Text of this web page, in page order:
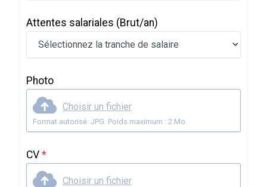
Attentes salariales (Brut/an)
Photo
Choisir un fichier
Format autorisé: JPG. Poids maximum : 2 Mo.
CV *
Choisir un fichier